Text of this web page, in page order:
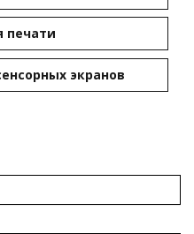
печати
экранов